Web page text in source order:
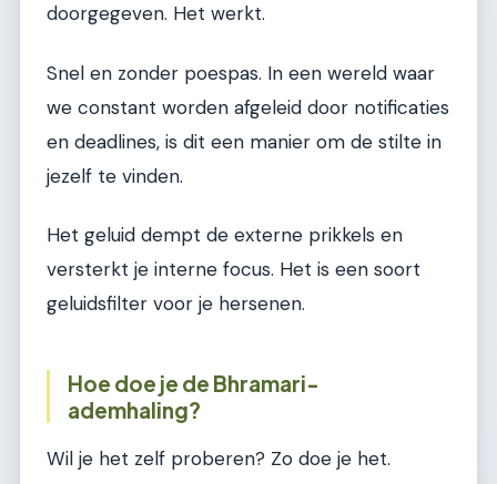
doorgegeven. Het werkt.
Snel en zonder poespas. In een wereld waar
we constant worden afgeleid door notificaties
en deadlines, is dit een manier om de stilte in
jezelf te vinden.
Het geluid dempt de externe prikkels en
versterkt je interne focus. Het is een soort
geluidsfilter voor je hersenen.
Hoe doe je de Bhramari-
ademhaling?
Wil je het zelf proberen? Zo doe je het.